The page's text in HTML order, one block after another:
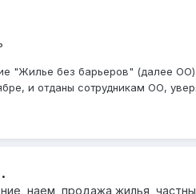
"Жилье без барьеров" (далее
и отданы сотрудникам ОО,
наем, продажа жилья,